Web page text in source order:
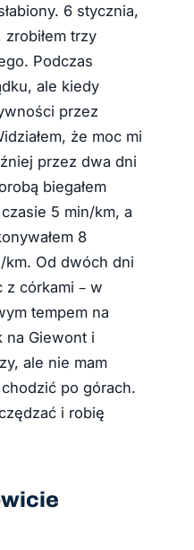
6 stycznia,
trzy
Podczas
ale kiedy
przez
że moc mi
przez dwa dni
biegałem
5 min/km, a
8
Od dwóch dni
z córkami – w
tempem na
na Giewont i
ale nie mam
po górach.
i robię